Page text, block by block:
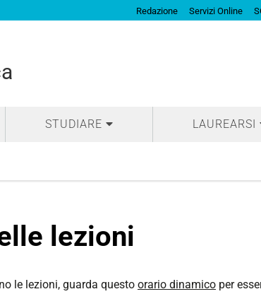
Redazione Servizi Online
STUDIARE LAUREARSI
lezioni
le lezioni, guarda questo orario dinamico per